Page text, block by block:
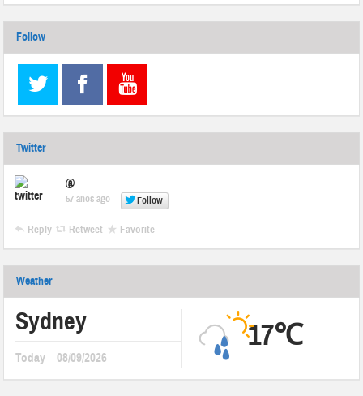
Follow
Twitter
@
57 años ago Follow
Reply Retweet Favorite
Weather
Sydney
Today 08/09/2026
17℃